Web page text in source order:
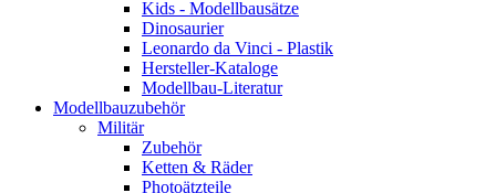
Kids - Modellbausätze
Dinosaurier
Leonardo da Vinci - Plastik
Hersteller-Kataloge
Modellbau-Literatur
Modellbauzubehör
Militär
Zubehör
Ketten & Räder
Photoätzteile